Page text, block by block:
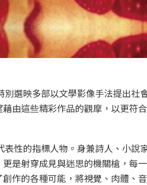
選映多部以文學影像手法提出社
由這些精彩作品的觀摩，以更符
性的指標人物。身兼詩人、小說
是射穿成見與迷思的機關槍，每
作的各種可能，將視覺、肉體、